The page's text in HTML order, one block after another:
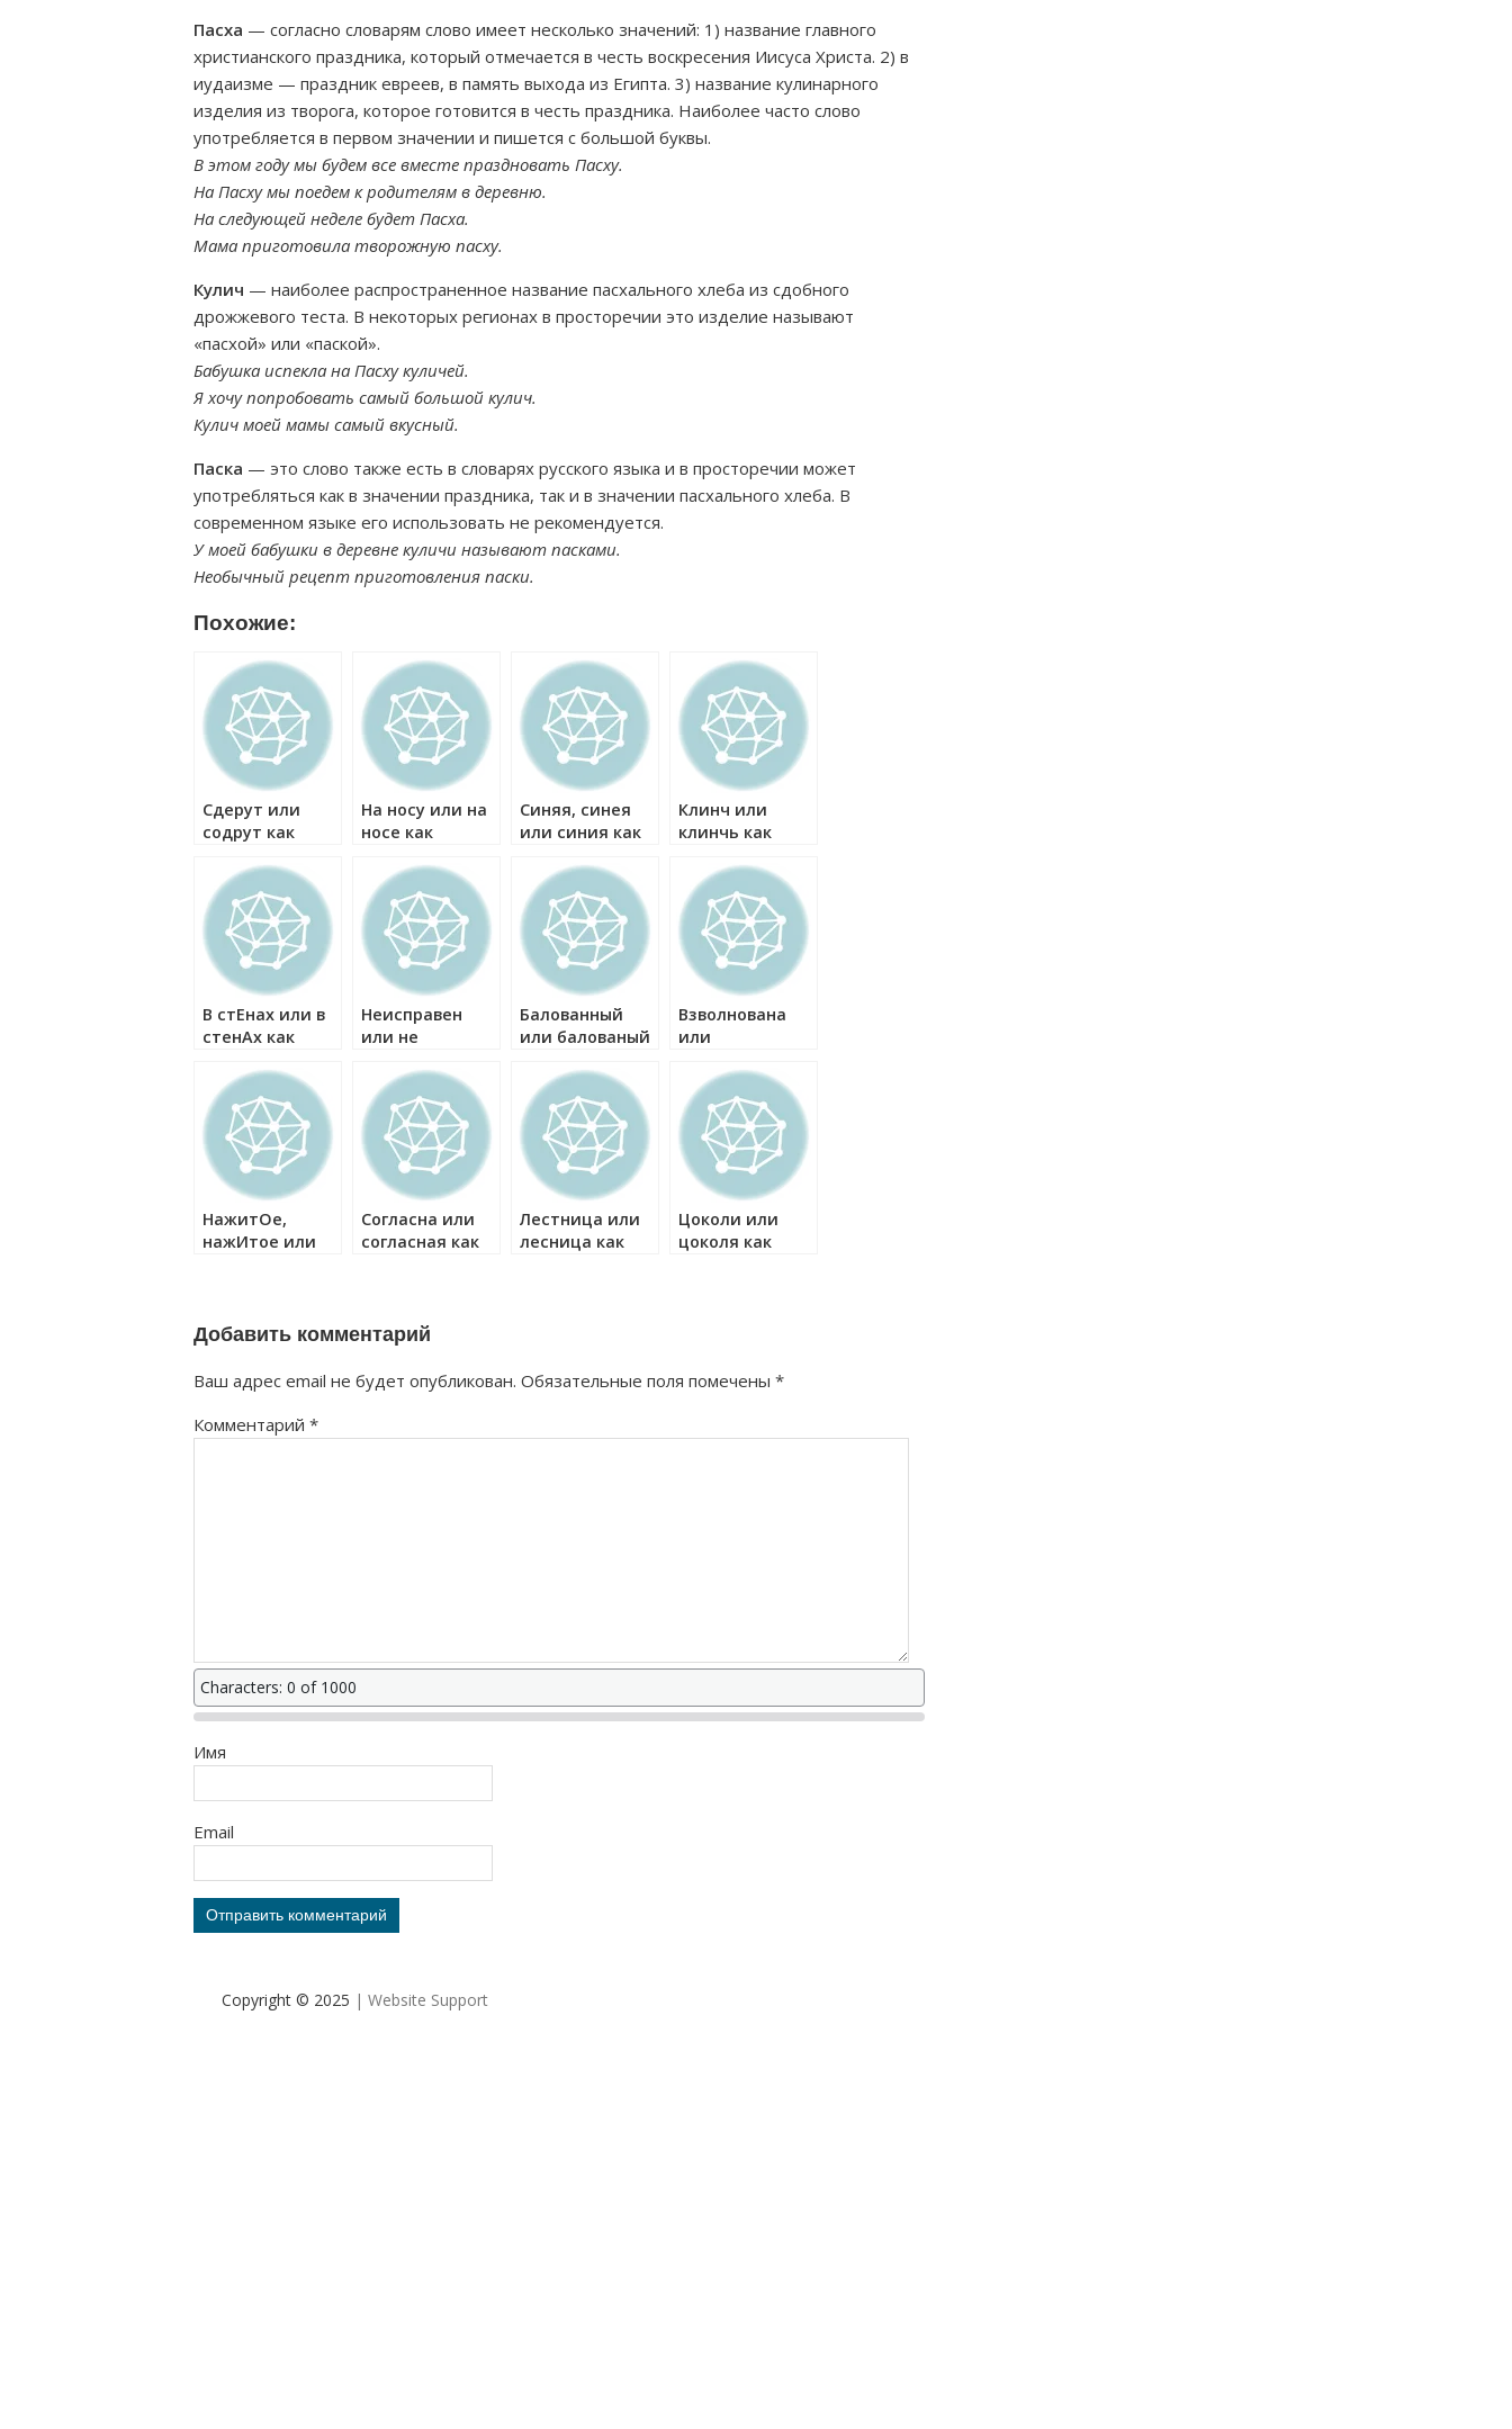
Пасха — согласно словарям слово имеет несколько значений: 1) название главного
христианского праздника, который отмечается в честь воскресения Иисуса Христа. 2) в
иудаизме — праздник евреев, в память выхода из Египта. 3) название кулинарного
изделия из творога, которое готовится в честь праздника. Наиболее часто слово
употребляется в первом значении и пишется с большой буквы.
В этом году мы будем все вместе праздновать Пасху.
На Пасху мы поедем к родителям в деревню.
На следующей неделе будет Пасха.
Мама приготовила творожную пасху.
Кулич — наиболее распространенное название пасхального хлеба из сдобного
дрожжевого теста. В некоторых регионах в просторечии это изделие называют
«пасхой» или «паской».
Бабушка испекла на Пасху куличей.
Я хочу попробовать самый большой кулич.
Кулич моей мамы самый вкусный.
Паска — это слово также есть в словарях русского языка и в просторечии может
употребляться как в значении праздника, так и в значении пасхального хлеба. В
современном языке его использовать не рекомендуется.
У моей бабушки в деревне куличи называют пасками.
Необычный рецепт приготовления паски.
Похожие:
Сдерут или
содрут как
На носу или на
носе как
Синяя, синея
или синия как
Клинч или
клинчь как
В стЕнах или в
стенАх как
Неисправен
или не
правильно?
Балованный
или балованый
Взволнована
или
как правильно?
НажитОе,
нажИтое или
Согласна или
согласная как
Лестница или
лесница как
Цоколи или
цоколя как
Добавить комментарий
Ваш адрес email не будет опубликован. Обязательные поля помечены *
Комментарий *
Characters: 0 of 1000
Имя
Email
Copyright © 2025 | Website Support